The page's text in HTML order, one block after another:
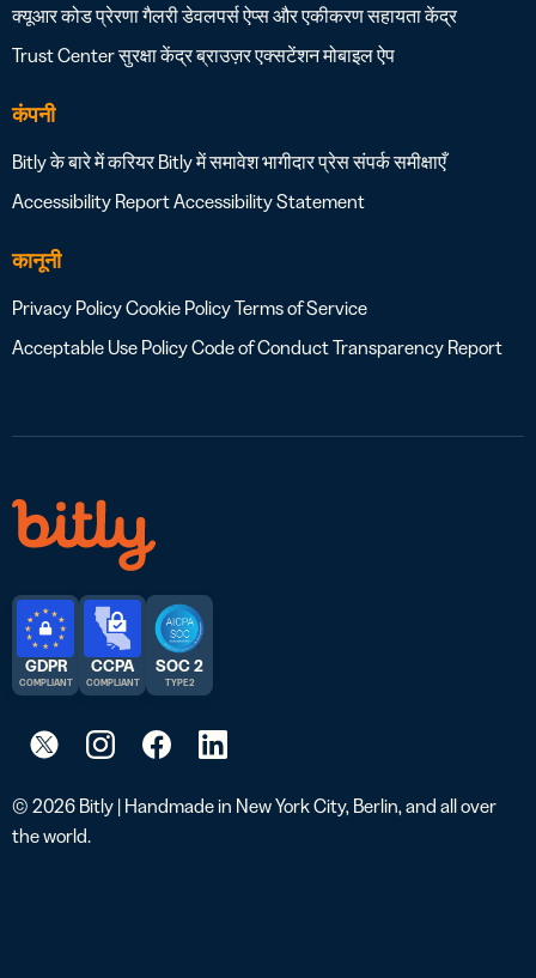
क्यूआर कोड प्रेरणा गैलरीडेवलपर्सऐप्स और एकीकरणसहायता केंद्र
Trust Centerसुरक्षा केंद्रब्राउज़र एक्सटेंशनमोबाइल ऐप
कंपनी
Bitly के बारे मेंकरियर Bitly में समावेशभागीदारप्रेससंपर्कसमीक्षाएँ
Accessibility ReportAccessibility Statement
कानूनी
Privacy PolicyCookie PolicyTerms of Service
Acceptable Use PolicyCode of ConductTransparency Report
© 2026 Bitly | Handmade in New York City, Berlin, and all over
the world.
GDPR
COMPLIANT
CCPA
COMPLIANT
SOC 2
TYPE 2